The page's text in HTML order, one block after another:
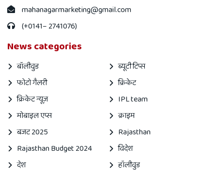
mahanagarmarketing@gmail.com
(+0141– 2741076)
News categories
बॉलीवुड
ब्यूटी टिप्स
फोटो गैलरी
क्रिकेट
क्रिकेट न्यूज़
IPL team
मोबाइल एप्स
क्राइम
बजट 2025
Rajasthan
Rajasthan Budget 2024
विदेश
देश
हॉलीवुड